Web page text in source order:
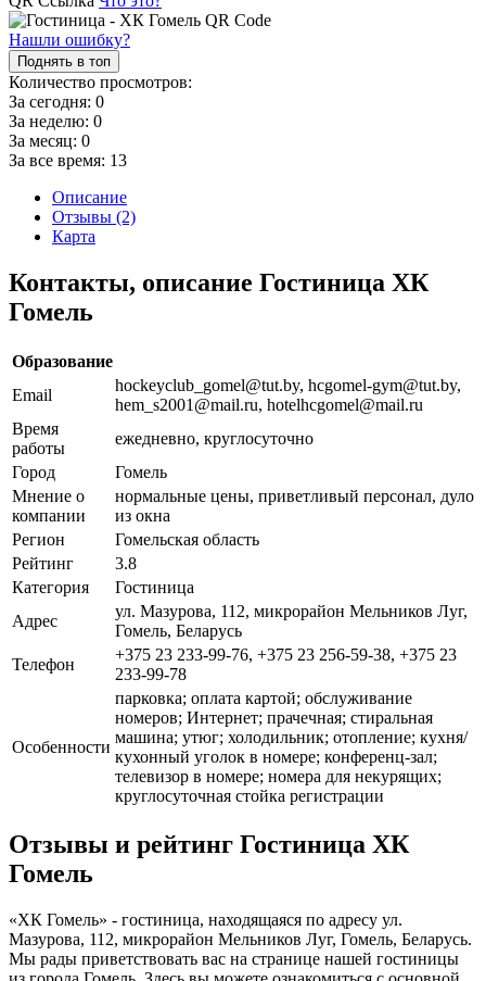
Нашли ошибку?
Поднять в топ
Количество просмотров:
За сегодня: 0
За неделю: 0
За месяц: 0
За все время: 13
Описание
Отзывы (2)
Карта
Контакты, описание Гостиница ХК
Гомель
Образование
Email
hockeyclub_gomel@tut.by, hcgomel-gym@tut.by,
hem_s2001@mail.ru, hotelhcgomel@mail.ru
Время
работы
ежедневно, круглосуточно
Город
Гомель
Мнение о
компании
нормальные цены, приветливый персонал, дуло
из окна
Регион
Гомельская область
Рейтинг
3.8
Категория
Гостиница
Адрес
ул. Мазурова, 112, микрорайон Мельников Луг,
Гомель, Беларусь
Телефон
+375 23 233-99-76, +375 23 256-59-38, +375 23
233-99-78
Особенности
парковка; оплата картой; обслуживание
номеров; Интернет; прачечная; стиральная
машина; утюг; холодильник; отопление; кухня/
кухонный уголок в номере; конференц-зал;
телевизор в номере; номера для некурящих;
круглосуточная стойка регистрации
Отзывы и рейтинг Гостиница ХК
Гомель
«ХК Гомель» - гостиница, находящаяся по адресу ул.
Мазурова, 112, микрорайон Мельников Луг, Гомель, Беларусь.
Мы рады приветствовать вас на странице нашей гостиницы